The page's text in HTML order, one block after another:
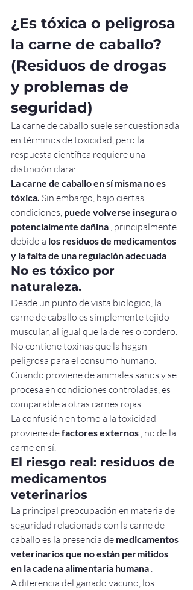
¿Es tóxica o peligrosa
la carne de caballo?
(Residuos de drogas
y problemas de
seguridad)
La carne de caballo suele ser cuestionada
en términos de toxicidad, pero la
respuesta científica requiere una
distinción clara:
La carne de caballo en sí misma no es
tóxica. Sin embargo, bajo ciertas
condiciones, puede volverse insegura o
potencialmente dañina , principalmente
debido a los residuos de medicamentos
y la falta de una regulación adecuada
No es tóxico por
naturaleza.
Desde un punto de vista biológico, la
carne de caballo es simplemente tejido
muscular, al igual que la de res o cordero.
No contiene toxinas que la hagan
peligrosa para el consumo humano.
Cuando proviene de animales sanos y se
procesa en condiciones controladas, es
comparable a otras carnes rojas.
La confusión en torno a la toxicidad
proviene de factores externos , no de la
carne en sí.
El riesgo real: residuos de
medicamentos
veterinarios
La principal preocupación en materia de
seguridad relacionada con la carne de
caballo es la presencia de medicamentos
veterinarios que no están permitidos
en la cadena alimentaria humana
A diferencia del ganado vacuno, los